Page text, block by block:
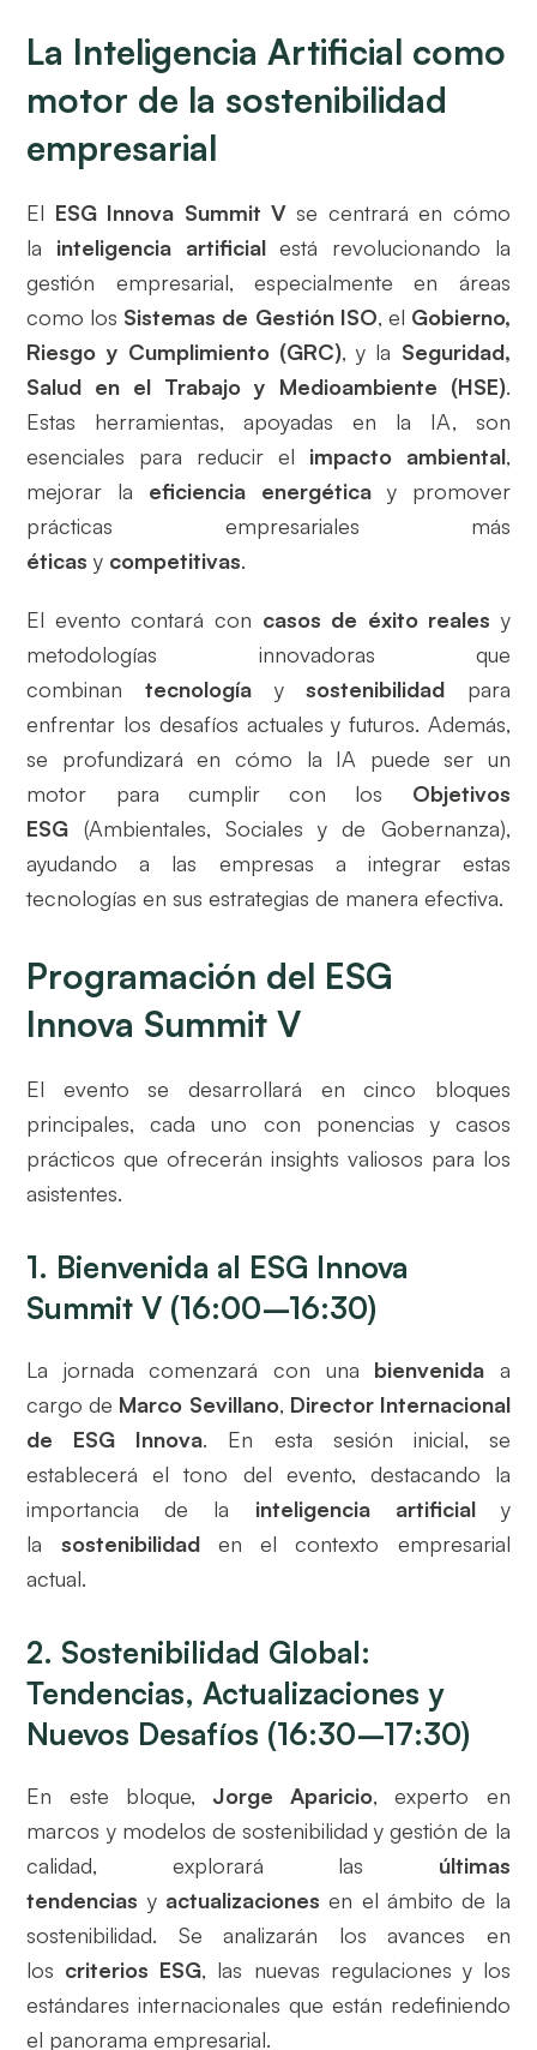
La Inteligencia Artificial como
motor de la sostenibilidad
empresarial
El ESG Innova Summit V se centrará en cómo
la inteligencia artificialestá revolucionando la
gestión empresarial, especialmente en áreas
como los Sistemas de Gestión ISO, el Gobierno,
Riesgo y Cumplimiento (GRC), y la Seguridad,
Salud en el Trabajo y Medioambiente (HSE).
Estas herramientas, apoyadas en la IA, son
esenciales para reducir el impacto ambiental,
mejorar la eficiencia energéticay promover
prácticas empresariales más
éticas y competitivas.
El evento contará con casos de éxito reales y
metodologías innovadoras que
combinan tecnologíaysostenibilidad para
enfrentar los desafíos actuales y futuros. Además,
se profundizará en cómo la IA puede ser un
motor para cumplir con los Objetivos
ESG (Ambientales, Sociales y de Gobernanza),
ayudando a las empresas a integrar estas
tecnologías en sus estrategias de manera efectiva.
Programación del ESG
Innova Summit V
El evento se desarrollará en cinco bloques
principales, cada uno con ponencias y casos
prácticos que ofrecerán insights valiosos para los
asistentes.
1. Bienvenida al ESG Innova
Summit V (16:00–16:30)
La jornada comenzará con una bienvenida a
cargo de Marco Sevillano, Director Internacional
de ESG Innova. En esta sesión inicial, se
establecerá el tono del evento, destacando la
importancia de la inteligencia artificialy
la sostenibilidaden el contexto empresarial
actual.
2. Sostenibilidad Global:
Tendencias, Actualizaciones y
Nuevos Desafíos (16:30–17:30)
En este bloque, Jorge Aparicio, experto en
marcos y modelos de sostenibilidad y gestión de la
calidad, explorará las últimas
tendencias y actualizaciones en el ámbito de la
sostenibilidad. Se analizarán los avances en
los criterios ESG, las nuevas regulaciones y los
estándares internacionales que están redefiniendo
el panorama empresarial.